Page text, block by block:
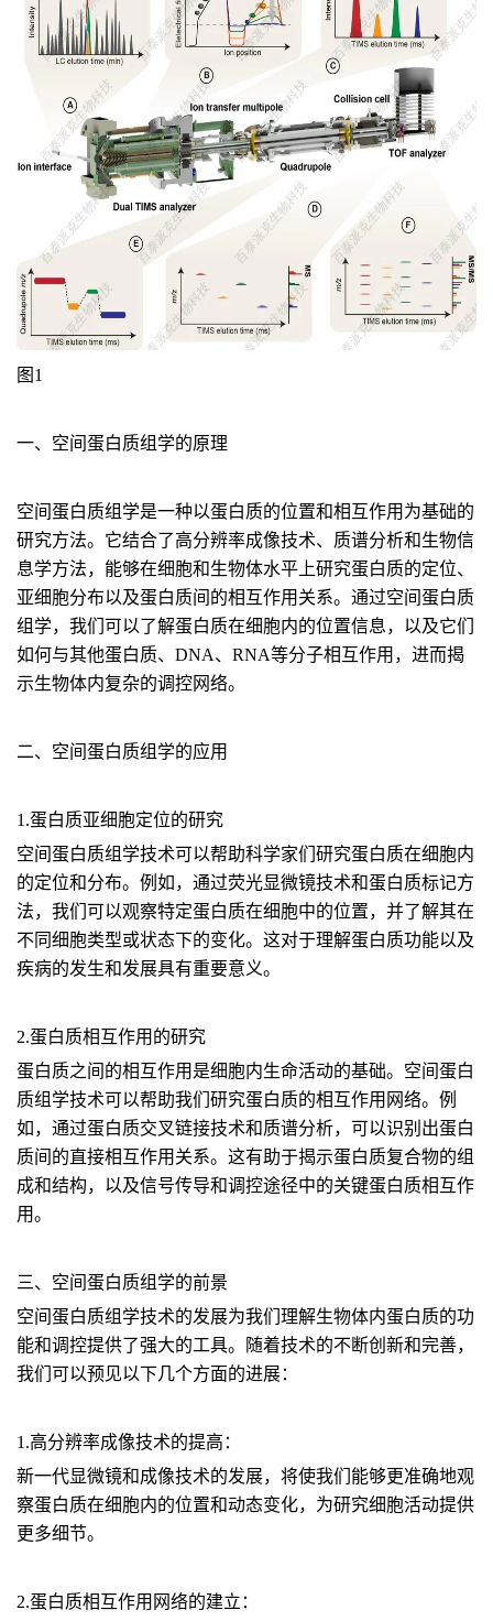
图1
一、空间蛋白质组学的原理
空间蛋白质组学是一种以蛋白质的位置和相互作用为基础的
研究方法。它结合了高分辨率成像技术、质谱分析和生物信
息学方法，能够在细胞和生物体水平上研究蛋白质的定位、
亚细胞分布以及蛋白质间的相互作用关系。通过空间蛋白质
组学，我们可以了解蛋白质在细胞内的位置信息，以及它们
如何与其他蛋白质、DNA、RNA等分子相互作用，进而揭
示生物体内复杂的调控网络。
二、空间蛋白质组学的应用
1.蛋白质亚细胞定位的研究
空间蛋白质组学技术可以帮助科学家们研究蛋白质在细胞内
的定位和分布。例如，通过荧光显微镜技术和蛋白质标记方
法，我们可以观察特定蛋白质在细胞中的位置，并了解其在
不同细胞类型或状态下的变化。这对于理解蛋白质功能以及
疾病的发生和发展具有重要意义。
2.蛋白质相互作用的研究
蛋白质之间的相互作用是细胞内生命活动的基础。空间蛋白
质组学技术可以帮助我们研究蛋白质的相互作用网络。例
如，通过蛋白质交叉链接技术和质谱分析，可以识别出蛋白
质间的直接相互作用关系。这有助于揭示蛋白质复合物的组
成和结构，以及信号传导和调控途径中的关键蛋白质相互作
用。
三、空间蛋白质组学的前景
空间蛋白质组学技术的发展为我们理解生物体内蛋白质的功
能和调控提供了强大的工具。随着技术的不断创新和完善，
我们可以预见以下几个方面的进展：
1.高分辨率成像技术的提高：
新一代显微镜和成像技术的发展，将使我们能够更准确地观
察蛋白质在细胞内的位置和动态变化，为研究细胞活动提供
更多细节。
2.蛋白质相互作用网络的建立：